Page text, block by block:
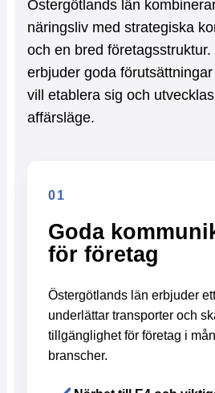
Östergötlands län
näringsliv med strategiska
och en bred företagsstruktur.
erbjuder goda
vill etablera sig och
affärsläge.
01
Goda
för företag
Östergötlands län erbjuder
underlättar transporter och
tillgänglighet för företag i
branscher.